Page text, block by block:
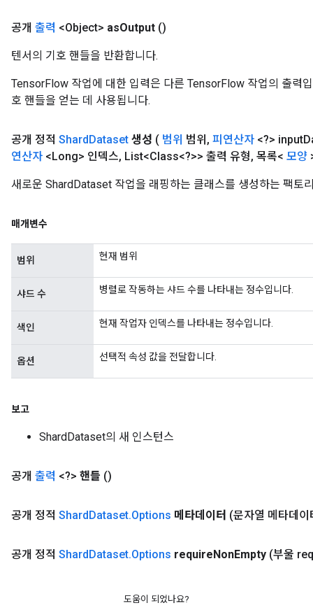
공개 출력 <Object> asOutput ()
텐서의 기호 핸들을 반환합니다.
TensorFlow 작업에 대한 입력은 다른 TensorFlow 작업의 출력
호 핸들을 얻는 데 사용됩니다.
공개 정적 ShardDataset 생성 ( 범위 범위 , 피연산자 <?> input
연산자 <Long> 인덱스, List<Class<?>> 출력 유형, 목록< 모양
새로운 ShardDataset 작업을 래핑하는 클래스를 생성하는 팩토
매개변수
범위 현재 범위
샤드 수 병렬로 작동하는 샤드 수를 나타내는 정수입니다.
색인 현재 작업자 인덱스를 나타내는 정수입니다.
옵션 선택적 속성 값을 전달합니다.
보고
ShardDataset의 새 인스턴스
공개 출력 <?> 핸들 ()
공개 정적 ShardDataset.Options 메타데이터 (문자열 메타데이
공개 정적 ShardDataset.Options requireNonEmpty (부울
도움이 되었나요?